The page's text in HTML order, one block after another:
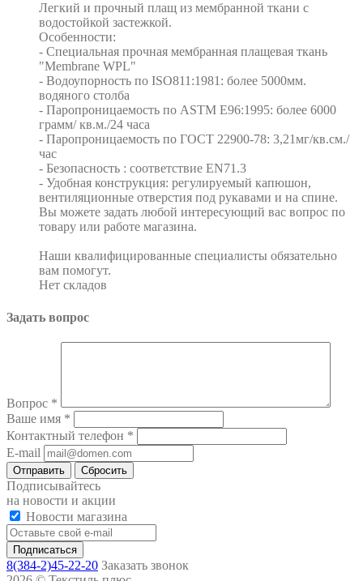
Легкий и прочный плащ из мембранной ткани с
водостойкой застежкой.
Особенности:
- Специальная прочная мембранная плащевая ткань
"Membrane WPL"
- Водоупорность по ISO811:1981: более 5000мм.
водяного столба
- Паропроницаемость по ASTM E96:1995: более 6000
грамм/ кв.м./24 часа
- Паропроницаемость по ГОСТ 22900-78: 3,21мг/кв.см./
час
- Безопасность : соответствие EN71.3
- Удобная конструкция: регулируемый капюшон,
вентиляционные отверстия под рукавами и на спине.
Вы можете задать любой интересующий вас вопрос по
товару или работе магазина.
Наши квалифицированные специалисты обязательно
вам помогут.
Нет складов
Задать вопрос
Вопрос *
Ваше имя *
Контактный телефон *
E-mail
Сбросить
Подписывайтесь
на новости и акции
Новости магазина
8(384-2)45-22-20 Заказать звонок